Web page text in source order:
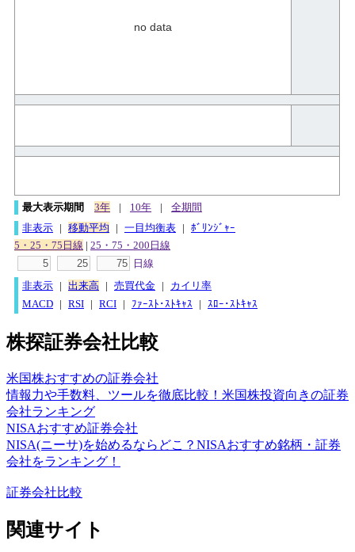
no data
最大表示期間 3年 | 10年 |
全期間
非表示 | 移動平均 | 一目均衡表 | ﾎﾞﾘﾝｼﾞｬｰ
5・25・75日線 | 25・75・200日線
日線
非表示 | 出来高 | 売買代金 |
カイリ率
MACD | RSI | RCI | ﾌｧｰｽﾄ･ｽﾄｷｬｽ | ｽﾛｰ･ｽﾄｷｬｽ
株探証券会社比較
米国株おすすめの証券会社
情報力や手数料、ツールを徹底比較！米国株投資向きの証券
会社ランキング
NISAおすすめ証券会社
NISA(ニーサ)を始めるならどこ？NISAおすすめ銘柄・証券
会社をランキング！
証券会社比較
関連サイト